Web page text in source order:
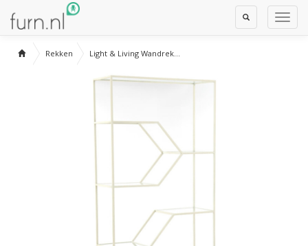
Toggle
Search
Rekken Light & Living Wandrek...